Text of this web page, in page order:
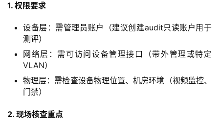
1. 权限要求
设备层：需管理员账户（建议创建audit只读账户用于
测评）
网络层：需可访问设备管理接口（带外管理或特定
VLAN）
物理层：需检查设备物理位置、机房环境（视频监控、
门禁）
2. 现场核查重点